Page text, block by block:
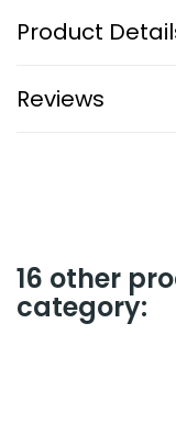
Product
Reviews
16 other
category: